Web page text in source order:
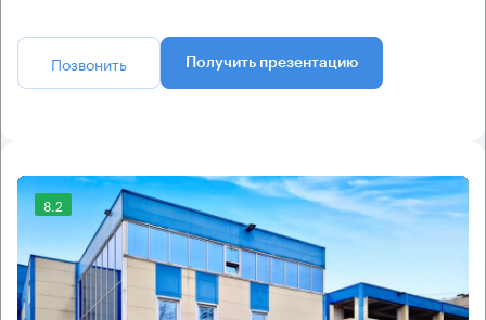
Позвонить Получить презентацию
8.2